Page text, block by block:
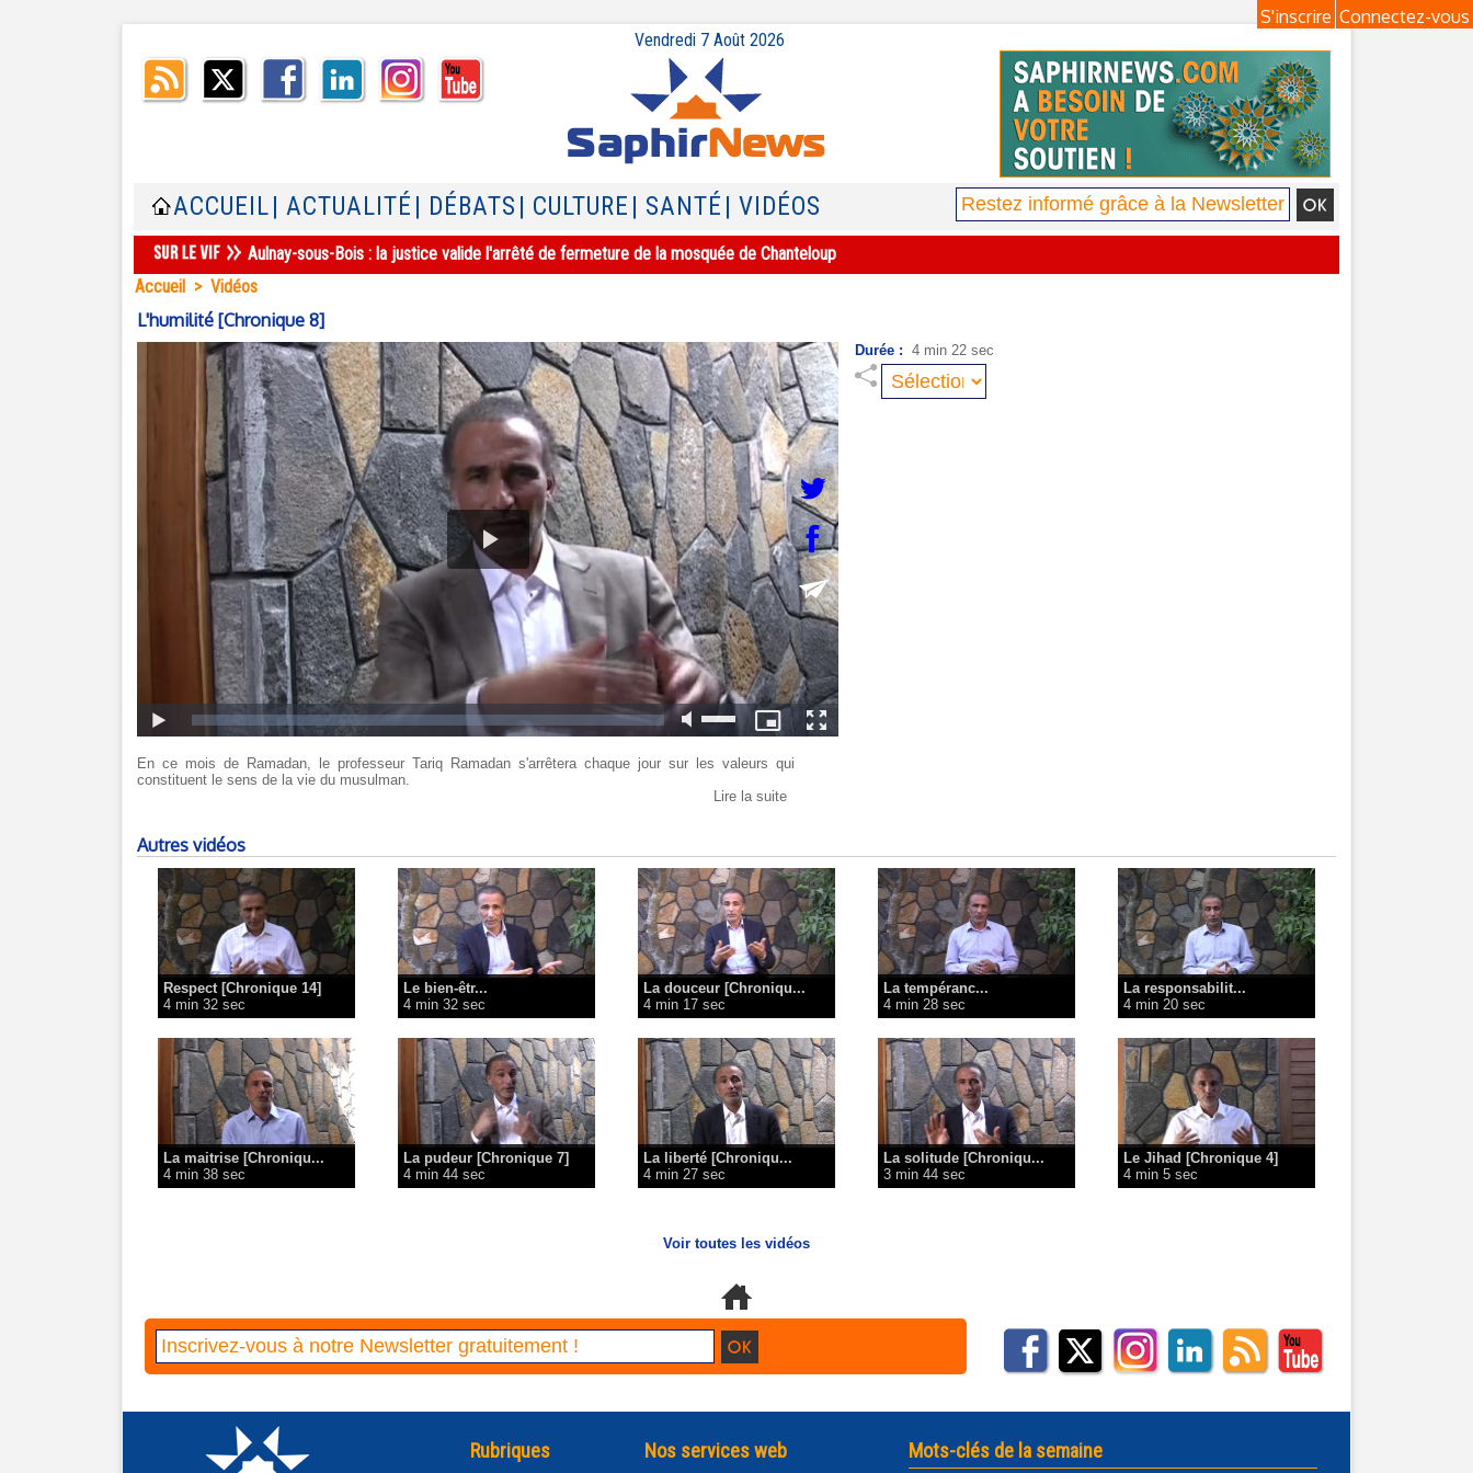
Connectez-vous
S'inscrire
Vendredi 7 Août 2026
ACCUEIL | ACTUALITÉ | DÉBATS | CULTURE | SANTÉ | VIDÉOS
Aulnay-sous-Bois : la justice valide l'arrêté de fermeture de la mosquée de Chanteloup
Accueil > Vidéos
L'humilité [Chronique 8]
Durée : 4 min 22 sec
En ce mois de Ramadan, le professeur Tariq Ramadan s'arrêtera chaque jour sur les valeurs qui
constituent le sens de la vie du musulman.
Lire la suite
Autres vidéos
Respect [Chronique 14]
4 min 32 sec
Le bien-êtr...
4 min 32 sec
La douceur [Chroniqu...
4 min 17 sec
La tempéranc...
4 min 28 sec
La responsabilit...
4 min 20 sec
La maitrise [Chroniqu...
4 min 38 sec
La pudeur [Chronique 7]
4 min 44 sec
La liberté [Chroniqu...
4 min 27 sec
La solitude [Chroniqu...
3 min 44 sec
Le Jihad [Chronique 4]
4 min 5 sec
Voir toutes les vidéos
Rubriques Nos services web Mots-clés de la semaine